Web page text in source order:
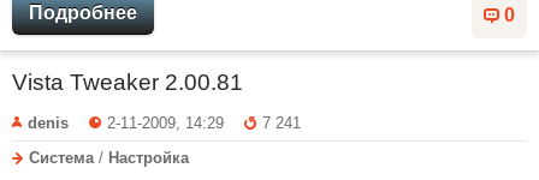
0
Подробнее
Vista Tweaker 2.00.81
denis 2-11-2009, 14:29
7 241
Система/ Настройка